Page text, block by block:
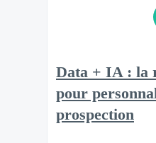
Data + IA : la
pour
prospection